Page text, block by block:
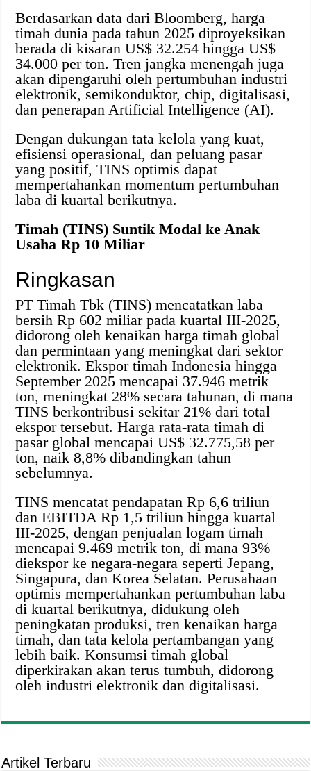
Berdasarkan data dari Bloomberg, harga
timah dunia pada tahun 2025 diproyeksikan
berada di kisaran US$ 32.254 hingga US$
34.000 per ton. Tren jangka menengah juga
akan dipengaruhi oleh pertumbuhan industri
elektronik, semikonduktor, chip, digitalisasi,
dan penerapan Artificial Intelligence (AI).
Dengan dukungan tata kelola yang kuat,
efisiensi operasional, dan peluang pasar
yang positif, TINS optimis dapat
mempertahankan momentum pertumbuhan
laba di kuartal berikutnya.
Timah (TINS) Suntik Modal ke Anak
Usaha Rp 10 Miliar
Ringkasan
PT Timah Tbk (TINS) mencatatkan laba
bersih Rp 602 miliar pada kuartal III-2025,
didorong oleh kenaikan harga timah global
dan permintaan yang meningkat dari sektor
elektronik. Ekspor timah Indonesia hingga
September 2025 mencapai 37.946 metrik
ton, meningkat 28% secara tahunan, di mana
TINS berkontribusi sekitar 21% dari total
ekspor tersebut. Harga rata-rata timah di
pasar global mencapai US$ 32.775,58 per
ton, naik 8,8% dibandingkan tahun
sebelumnya.
TINS mencatat pendapatan Rp 6,6 triliun
dan EBITDA Rp 1,5 triliun hingga kuartal
III-2025, dengan penjualan logam timah
mencapai 9.469 metrik ton, di mana 93%
diekspor ke negara-negara seperti Jepang,
Singapura, dan Korea Selatan. Perusahaan
optimis mempertahankan pertumbuhan laba
di kuartal berikutnya, didukung oleh
peningkatan produksi, tren kenaikan harga
timah, dan tata kelola pertambangan yang
lebih baik. Konsumsi timah global
diperkirakan akan terus tumbuh, didorong
oleh industri elektronik dan digitalisasi.
Artikel Terbaru